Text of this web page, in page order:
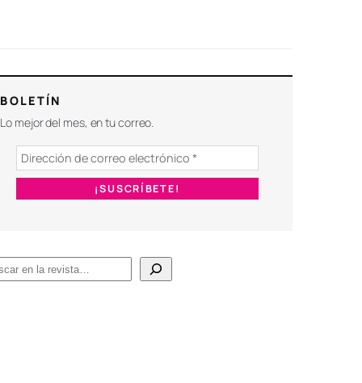
BOLETÍN
Lo mejor del mes, en tu correo.